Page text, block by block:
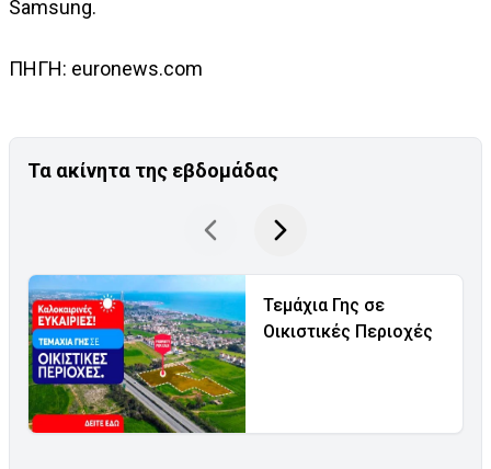
Samsung.
ΠΗΓΗ: euronews.com
Τα ακίνητα της εβδομάδας
Τεμάχια Γης σε
Οικιστικές Περιοχές